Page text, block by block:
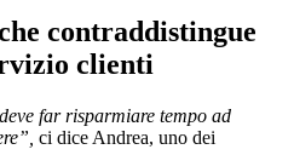
contraddistingue
clienti
far risparmiare tempo ad
ci dice Andrea, uno dei